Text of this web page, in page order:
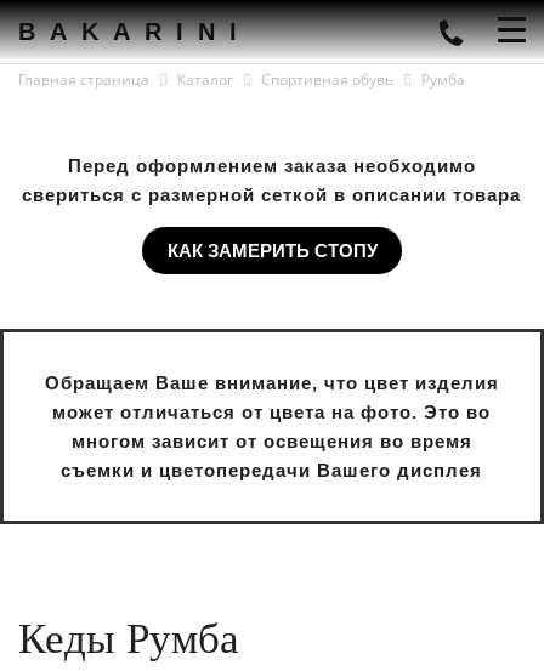
BAKARINI
Главная страница Каталог Спортивная обувь Румба
Перед оформлением заказа необходимо
свериться с размерной сеткой в описании товара
КАК ЗАМЕРИТЬ СТОПУ
Обращаем Ваше внимание, что цвет изделия
может отличаться от цвета на фото. Это во
многом зависит от освещения во время
съемки и цветопередачи Вашего дисплея
Кеды Румба